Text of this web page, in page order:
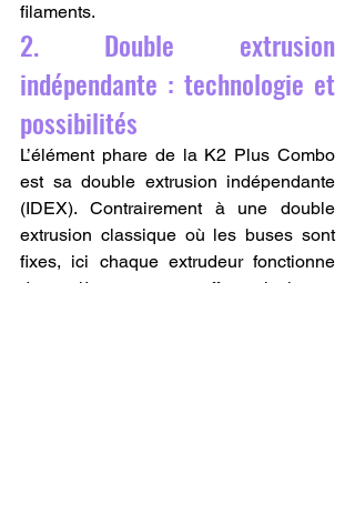
filaments.
2. Double extrusion
indépendante : technologie et
possibilités
L’élément phare de la K2 Plus Combo
est sa double extrusion indépendante
(IDEX). Contrairement à une double
extrusion classique où les buses sont
fixes, ici chaque extrudeur fonctionne
de manière autonome, offrant ainsi :